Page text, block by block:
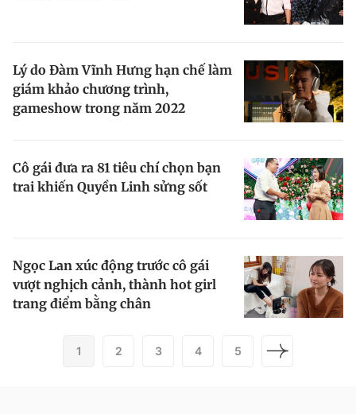
Lý do Đàm Vĩnh Hưng hạn chế làm
giám khảo chương trình,
gameshow trong năm 2022
Cô gái đưa ra 81 tiêu chí chọn bạn
trai khiến Quyền Linh sửng sốt
Ngọc Lan xúc động trước cô gái
vượt nghịch cảnh, thành hot girl
trang điểm bằng chân
1 2 3 4 5